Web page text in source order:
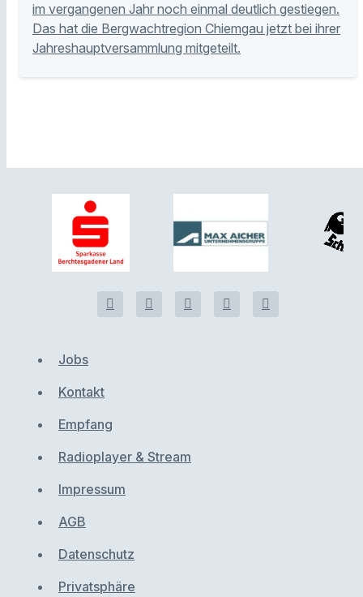
im vergangenen Jahr noch einmal deutlich gestiegen.
Das hat die Bergwachtregion Chiemgau jetzt bei ihrer
Jahreshauptversammlung mitgeteilt.
Jobs
Kontakt
Empfang
Radioplayer & Stream
Impressum
AGB
Datenschutz
Privatsphäre